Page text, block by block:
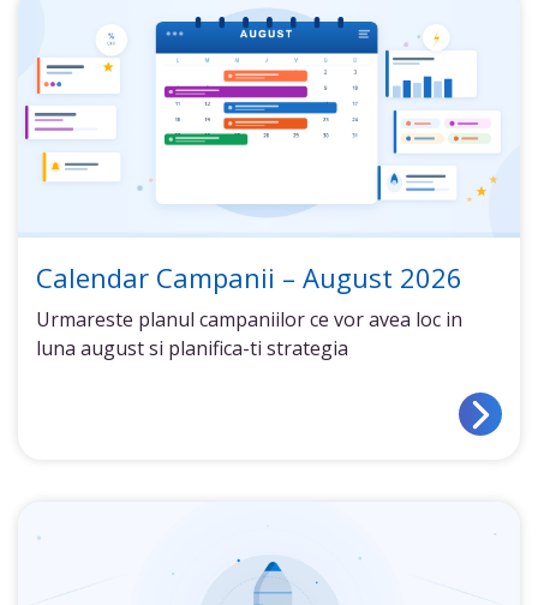
Calendar Campanii – August 2026
Urmareste planul campaniilor ce vor avea loc in
luna august si planifica-ti strategia